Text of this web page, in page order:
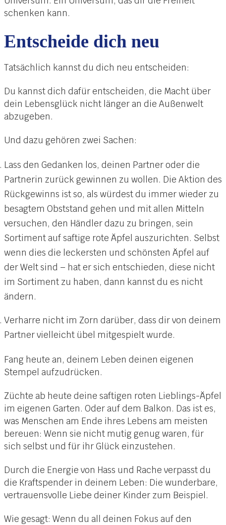
schenken kann.
Entscheide dich neu
Tatsächlich kannst du dich neu entscheiden:
Du kannst dich dafür entscheiden, die Macht über
dein Lebensglück nicht länger an die Außenwelt
abzugeben.
Und dazu gehören zwei Sachen:
Lass den Gedanken los, deinen Partner oder die
Partnerin zurück gewinnen zu wollen. Die Aktion des
Rückgewinns ist so, als würdest du immer wieder zu
besagtem Obststand gehen und mit allen Mitteln
versuchen, den Händler dazu zu bringen, sein
Sortiment auf saftige rote Äpfel auszurichten. Selbst
wenn dies die leckersten und schönsten Äpfel auf
der Welt sind – hat er sich entschieden, diese nicht
im Sortiment zu haben, dann kannst du es nicht
ändern.
Verharre nicht im Zorn darüber, dass dir von deinem
Partner vielleicht übel mitgespielt wurde.
Fang heute an, deinem Leben deinen eigenen
Stempel aufzudrücken.
Züchte ab heute deine saftigen roten Lieblings-Äpfel
im eigenen Garten. Oder auf dem Balkon. Das ist es,
was Menschen am Ende ihres Lebens am meisten
bereuen: Wenn sie nicht mutig genug waren, für
sich selbst und für ihr Glück einzustehen.
Durch die Energie von Hass und Rache verpasst du
die Kraftspender in deinem Leben: Die wunderbare,
vertrauensvolle Liebe deiner Kinder zum Beispiel.
Wie gesagt: Wenn du all deinen Fokus auf den